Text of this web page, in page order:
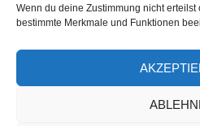
Wenn du deine Zustimmung nicht erteilst
bestimmte Merkmale und Funktionen